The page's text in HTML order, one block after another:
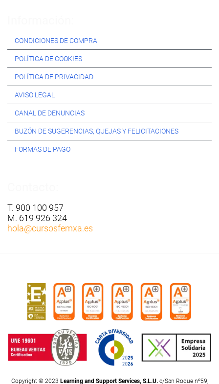
CONDICIONES DE COMPRA
POLÍTICA DE COOKIES
POLÍTICA DE PRIVACIDAD
AVISO LEGAL
CANAL DE DENUNCIAS
BUZÓN DE SUGERENCIAS, QUEJAS Y FELICITACIONES
FORMAS DE PAGO
T. 900 100 957
M. 619 926 324
hola@cursosfemxa.es
Copyright © 2023 Learning and Support Services, S.L.U.c/San Roque nº59,